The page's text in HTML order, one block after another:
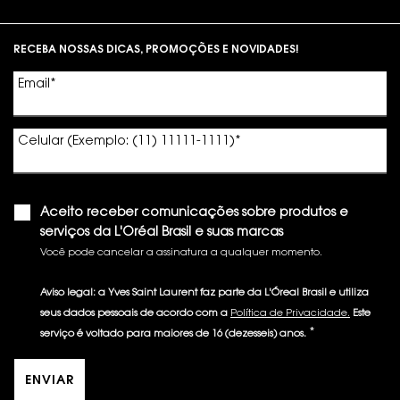
RECEBA NOSSAS DICAS, PROMOÇÕES E NOVIDADES!
Email *
Celular (Exemplo: (11) 11111-1111) *
Aceito receber comunicações sobre produtos e
serviços da L'Oréal Brasil e suas marcas
Você pode cancelar a assinatura a qualquer momento.​
Aviso legal: a Yves Saint Laurent faz parte da L'Óreal Brasil e utiliza
seus dados pessoais de acordo com a Política de Privacidade. Este
serviço é voltado para maiores de 16 (dezesseis) anos. *
ENVIAR